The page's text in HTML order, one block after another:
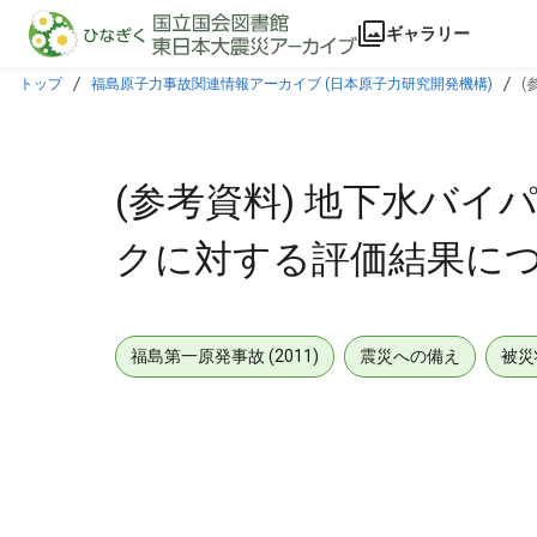
本文に飛ぶ
ギャラリー
トップ 福島原子力事故関連情報アーカイブ (日本原子力研究開発機構) (
(参考資料) 地下水バイ
クに対する評価結果に
福島第一原発事故 (2011) 震災への備え 被災